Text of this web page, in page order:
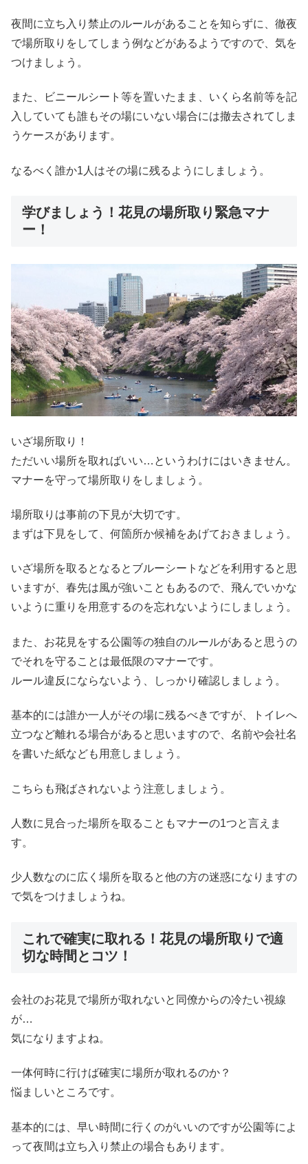
夜間に立ち入り禁止のルールがあることを知らずに、徹夜
で場所取りをしてしまう例などがあるようですので、気を
つけましょう。
また、ビニールシート等を置いたまま、いくら名前等を記
入していても誰もその場にいない場合には撤去されてしま
うケースがあります。
なるべく誰か1人はその場に残るようにしましょう。
学びましょう！花見の場所取り緊急マナ
ー！
いざ場所取り！
ただいい場所を取ればいい…というわけにはいきません。
マナーを守って場所取りをしましょう。
場所取りは事前の下見が大切です。
まずは下見をして、何箇所か候補をあげておきましょう。
いざ場所を取るとなるとブルーシートなどを利用すると思
いますが、春先は風が強いこともあるので、飛んでいかな
いように重りを用意するのを忘れないようにしましょう。
また、お花見をする公園等の独自のルールがあると思うの
でそれを守ることは最低限のマナーです。
ルール違反にならないよう、しっかり確認しましょう。
基本的には誰か一人がその場に残るべきですが、トイレへ
立つなど離れる場合があると思いますので、名前や会社名
を書いた紙なども用意しましょう。
こちらも飛ばされないよう注意しましょう。
人数に見合った場所を取ることもマナーの1つと言えま
す。
少人数なのに広く場所を取ると他の方の迷惑になりますの
で気をつけましょうね。
これで確実に取れる！花見の場所取りで適
切な時間とコツ！
会社のお花見で場所が取れないと同僚からの冷たい視線
が…
気になりますよね。
一体何時に行けば確実に場所が取れるのか？
悩ましいところです。
基本的には、早い時間に行くのがいいのですが公園等によ
って夜間は立ち入り禁止の場合もあります。